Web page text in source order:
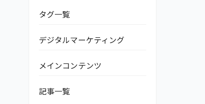
タグ一覧
デジタルマーケティング
メインコンテンツ
記事一覧